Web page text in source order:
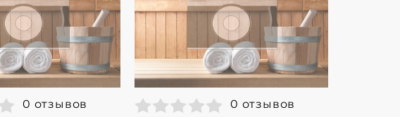
0 отзывов 0 отзывов